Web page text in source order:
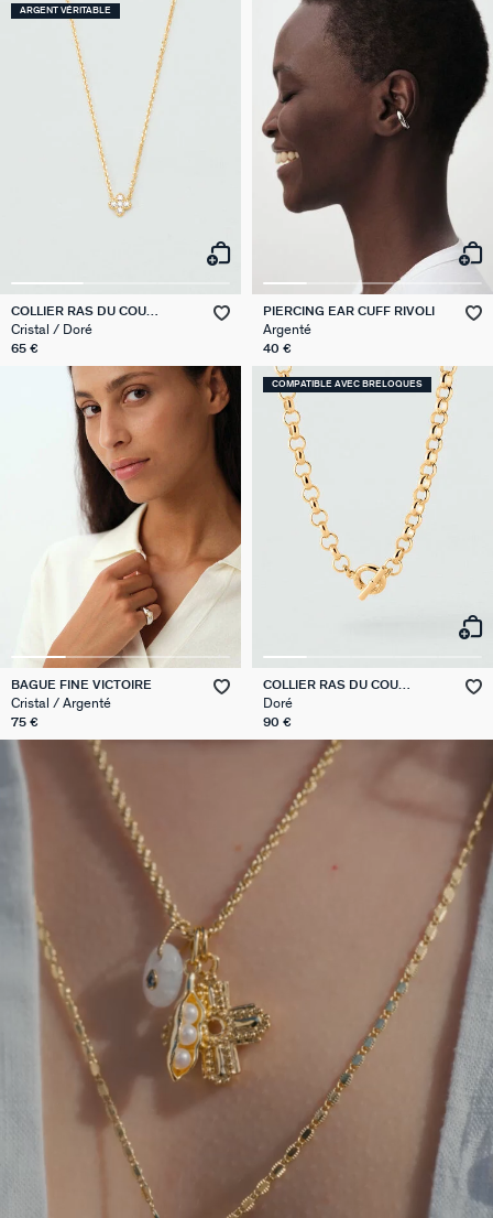
ARGENT VÉRITABLE
COLLIER RAS DU COU
BELOVED
Cristal / Doré
65 €
PIERCING EAR CUFF RIVOLI
Argenté
40 €
BAGUE FINE VICTOIRE
Cristal / Argenté
75 €
COMPATIBLE AVEC BRELOQUES
COLLIER RAS DU COU
GAMBETTA
Doré
90 €